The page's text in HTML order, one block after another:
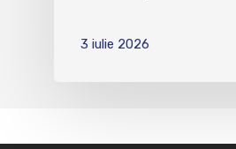
3 iulie 2026